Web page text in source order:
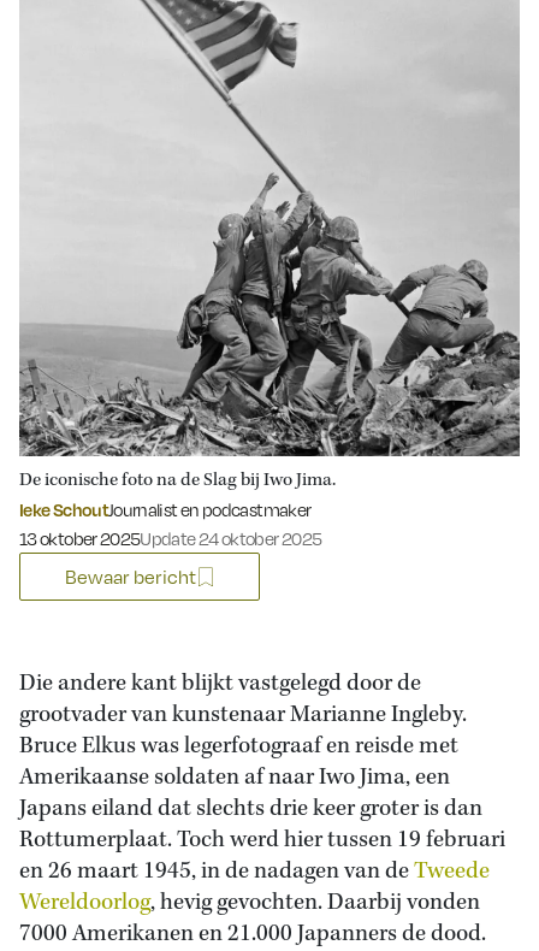
De iconische foto na de Slag bij Iwo Jima.
Ieke SchoutJournalist en podcastmaker
Gepubliceerd op:
13 oktober 2025Update 24 oktober 2025
Bewaar bericht
Die andere kant blijkt vastgelegd door de
grootvader van kunstenaar Marianne Ingleby.
Bruce Elkus was legerfotograaf en reisde met
Amerikaanse soldaten af naar Iwo Jima, een
Japans eiland dat slechts drie keer groter is dan
Rottumerplaat. Toch werd hier tussen 19 februari
en 26 maart 1945, in de nadagen van deTweede
Wereldoorlog, hevig gevochten. Daarbij vonden
7000 Amerikanen en 21.000 Japanners de dood.